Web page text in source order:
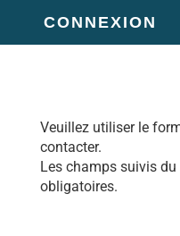
CONNEXION
Veuillez utiliser le
contacter.
Les champs suivis
obligatoires.